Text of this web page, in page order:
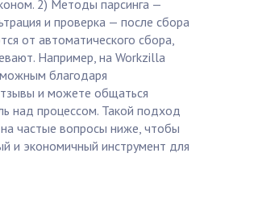
2) Методы парсинга —
и проверка — после сбора
от автоматического сбора,
Например, на Workzilla
благодаря
и можете общаться
над процессом. Такой подход
частые вопросы ниже, чтобы
и экономичный инструмент для